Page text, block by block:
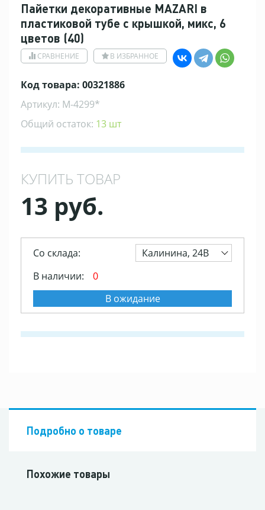
Пайетки декоративные MAZARI в
пластиковой тубе с крышкой, микс, 6
цветов (40)
СРАВНЕНИЕ В ИЗБРАННОЕ
Код товара: 00321886
Артикул: M-4299*
Общий остаток: 13 шт
КУПИТЬ ТОВАР
13 руб.
Со склада:
Калинина, 24В
В наличии:
0
В ожидание
Подробно о товаре
Похожие товары